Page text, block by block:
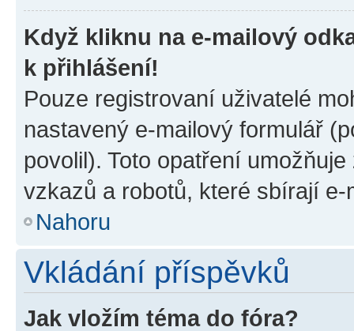
Když kliknu na e-mailový
k přihlášení!
Pouze registrovaní uživatelé
nastavený e-mailový formulář
povolil). Toto opatření
vzkazů a robotů, které sbírají e-
Nahoru
Vkládání příspěvků
Jak vložím téma do fóra?